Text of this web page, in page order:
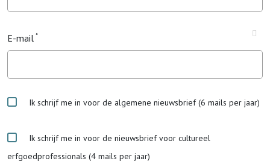
E-mail
Ik schrijf me in voor de algemene nieuwsbrief (6 mails per jaar)
Ik schrijf me in voor de nieuwsbrief voor cultureel
erfgoedprofessionals (4 mails per jaar)